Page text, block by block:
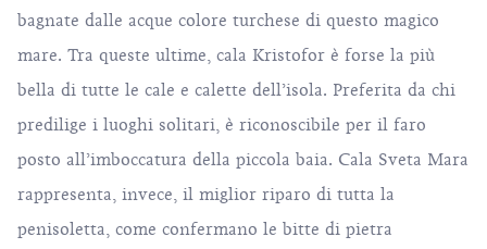
bagnate dalle acque colore turchese di questo magico
mare. Tra queste ultime, cala Kristofor è forse la più
bella di tutte le cale e calette dell’isola. Preferita da chi
predilige i luoghi solitari, è riconoscibile per il faro
posto all’imboccatura della piccola baia. Cala Sveta Mara
rappresenta, invece, il miglior riparo di tutta la
penisoletta, come confermano le bitte di pietra